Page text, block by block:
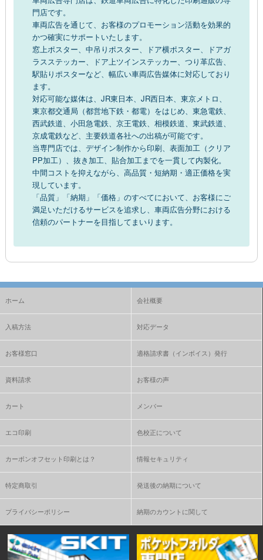
門店です。
車両広告を通じて、お客様のプロモーション活動を効果的
かつ確実にサポートいたします。
窓上ポスター、中吊りポスター、ドア横ポスター、ドアガ
ラスステッカー、ドア上ツインステッカー、つり革広告、
駅貼りポスターなど、幅広い車両広告媒体に対応しており
ます。
対応可能な媒体は、JR東日本、JR西日本、東京メトロ、
東京都交通局（都営地下鉄・都電）をはじめ、東急電鉄、
西武鉄道、小田急電鉄、京王電鉄、相模鉄道、東武鉄道、
京成電鉄など、主要鉄道各社への出稿が可能です。
当専門店では、デザイン制作から印刷、表面加工（クリア
PP加工）、抜き加工、貼合加工までを一貫して内製化。
中間コストを抑えながら、高品質・短納期・適正価格を実
現しています。
「品質」「納期」「価格」のすべてにおいて、お客様にご
満足いただけるサービスを追求し、車両広告分野における
信頼のパートナーを目指してまいります。
ホーム 会社概要
入稿方法 対応データ
お客様窓口 適格請求書（インボイス）発行
資料請求 お客様の声
カート メンバー
エコ印刷 色校正について
カーボンオフセット印刷とは？ 情報セキュリティ
特定商取引 発送後の納期について
プライバシーポリシー 納期のカウントに関して